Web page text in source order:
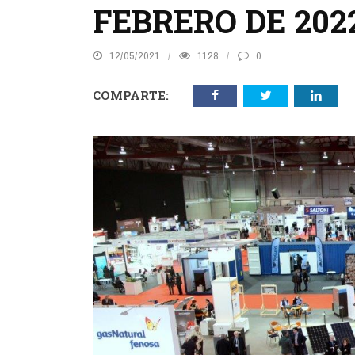
FEBRERO DE
12/05/2021 1128 0
COMPARTE: